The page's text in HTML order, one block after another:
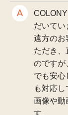
だいてい
遠方のお
ただき、
のですが
でも安心
も対応し
画像や動
す。